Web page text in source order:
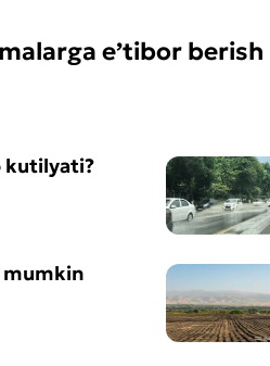
e’tibor berish
kutilyati?
mumkin